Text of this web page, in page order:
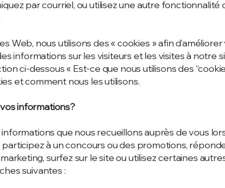
par courriel, ou utilisez une autre fonctionnalité
Web, nous utilisons des « cookies » afin
informations sur les visiteurs et les visites à notre
ci-dessous « Est-ce que nous utilisons des
et comment nous les utilisons.
informations?
que nous recueillons auprès de vous
à un concours ou des promotions,
surfez sur le site ou utilisez certaines
suivantes :